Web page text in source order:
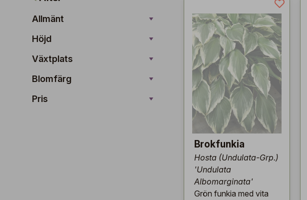
Allmänt
Höjd
Växtplats
Blomfärg
Pris
Brokfunkia
Hosta (Undulata-Grp.)
'Undulata
Albomarginata'
Grön funkia med vita